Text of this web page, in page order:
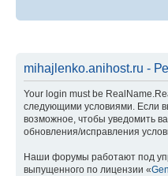
mihajlenko.anihost.ru -
Your login must be
следующими условиями. Если
возможное, чтобы уведомить
обновления/исправления
Наши форумы работают под
выпущенного по лицензии «